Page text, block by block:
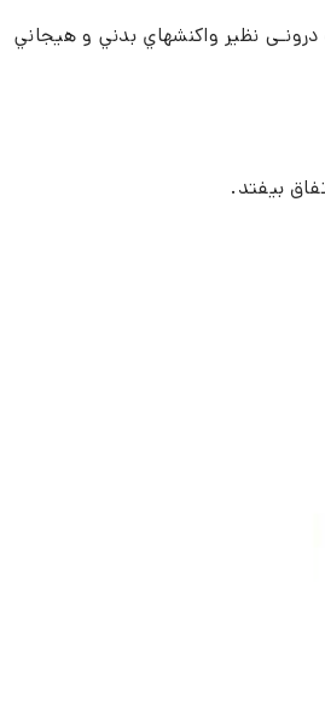
نظير واكنشهاي بدني و هيجاني
بیفتد.